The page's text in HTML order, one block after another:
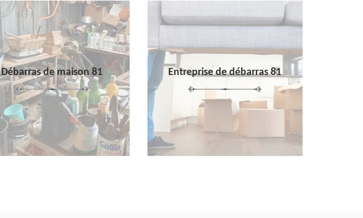
Débarras de maison 81 Entreprise de débarras 81